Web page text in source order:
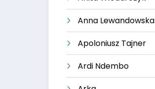
Anna Lewandowska
Apoloniusz Tajner
Ardi Ndembo